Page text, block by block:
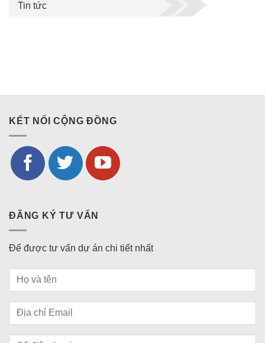
Tin tức
KẾT NỐI CỘNG ĐỒNG
ĐĂNG KÝ TƯ VẤN
Để được tư vấn dự án chi tiết nhất